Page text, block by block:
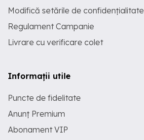
Modifică setările de confidențialitate
Regulament Campanie
Livrare cu verificare colet
Informații utile
Puncte de fidelitate
Anunț Premium
Abonament VIP